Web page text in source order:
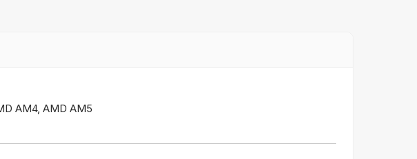
AM4, AMD AM5